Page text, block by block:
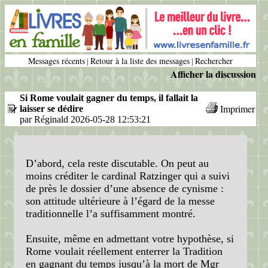
Messages récents | Retour à la liste des messages | Rechercher
Afficher la discussion
Si Rome voulait gagner du temps, il fallait la
laisser se dédire
par Réginald 2026-05-28 12:53:21
Imprimer
D’abord, cela reste discutable. On peut au
moins créditer le cardinal Ratzinger qui a suivi
de près le dossier d’une absence de cynisme :
son attitude ultérieure à l’égard de la messe
traditionnelle l’a suffisamment montré.
Ensuite, même en admettant votre hypothèse, si
Rome voulait réellement enterrer la Tradition
en gagnant du temps jusqu’à la mort de Mgr